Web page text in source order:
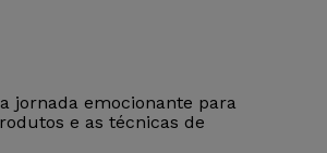
jornada emocionante para
e as técnicas de